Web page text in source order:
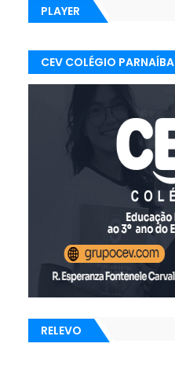
PLAYER
CEV COLÉGIO PARNAÍBA
RELEVO